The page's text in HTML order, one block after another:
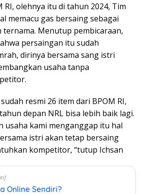
RI, olehnya itu di tahun 2024, Tim
memacu gas bersaing sebagai
Menutup pembicaraan,
persaingan itu sudah
dirinya bersama sang istri
usaha tanpa
resmi 26 item dari BPOM RI,
depan NRL bisa lebih baik lagi.
usaha kami menganggap itu hal
istri akan tetap bersaing
kompetitor, “tutup Ichsan
Online Sendiri?